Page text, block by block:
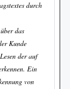
durch
das
Kunde
der auf
Ein
von